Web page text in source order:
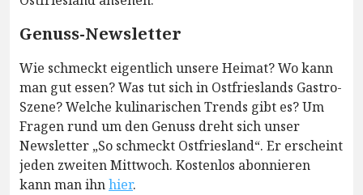
Genuss-Newsletter
Wie schmeckt eigentlich unsere Heimat? Wo kann
man gut essen? Was tut sich in Ostfrieslands Gastro-
Szene? Welche kulinarischen Trends gibt es? Um
Fragen rund um den Genuss dreht sich unser
Newsletter „So schmeckt Ostfriesland“. Er erscheint
jeden zweiten Mittwoch. Kostenlos abonnieren
kann man ihnhier.